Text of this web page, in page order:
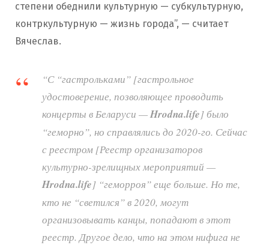
степени обеднили культурную — субкультурную,
контркультурную — жизнь города”, — считает
Вячеслав.
“С “гастрольками” [гастрольное
удостоверение, позволяющее проводить
концерты в Беларуси —Hrodna.life] было
“геморно”, но справлялись до 2020-го. Сейчас
с реестром [Реестр организаторов
культурно-зрелищных мероприятий —
Hrodna.life] “геморроя” еще больше. Но те,
кто не “светился” в 2020, могут
организовывать канцы, попадают в этот
реестр. Другое дело, что на этом нифига не